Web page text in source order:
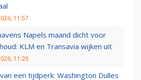
11:57
Napels maand dicht voor
KLM en Transavia wijken uit
11:28
een tijdperk: Washington Dulles